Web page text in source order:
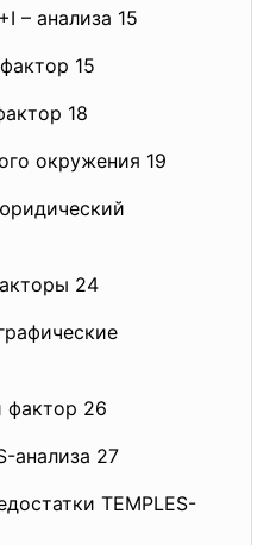
– анализа 15
15
18
окружения 19
24
фактор 26
анализа 27
TEMPLES-